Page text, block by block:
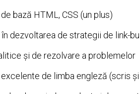
bază HTML, CSS (un plus)
dezvoltarea de strategii de link-
și de rezolvare a problemelor
de limba engleză (scris